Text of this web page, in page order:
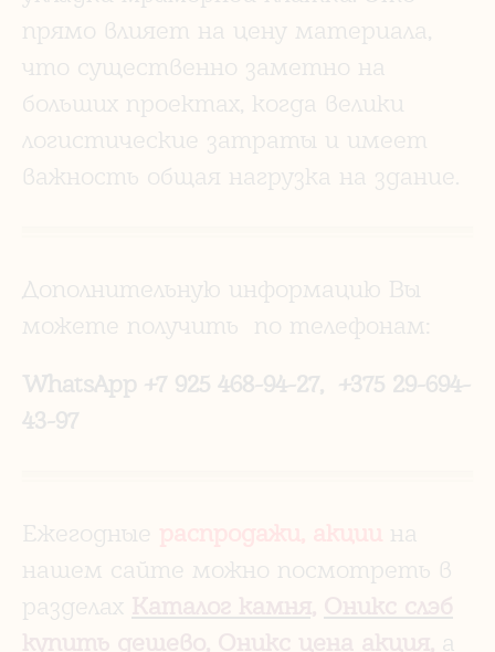
прямо влияет на цену материала,
что существенно заметно на
больших проектах, когда велики
логистические затраты и имеет
важность общая нагрузка на здание.
Дополнительную информацию Вы
можете получить по телефонам:
WhatsApp +7 925 468-94-27, +375 29-694-
43-97
Ежегодные
на
нашем сайте можно посмотреть в
разделах
а